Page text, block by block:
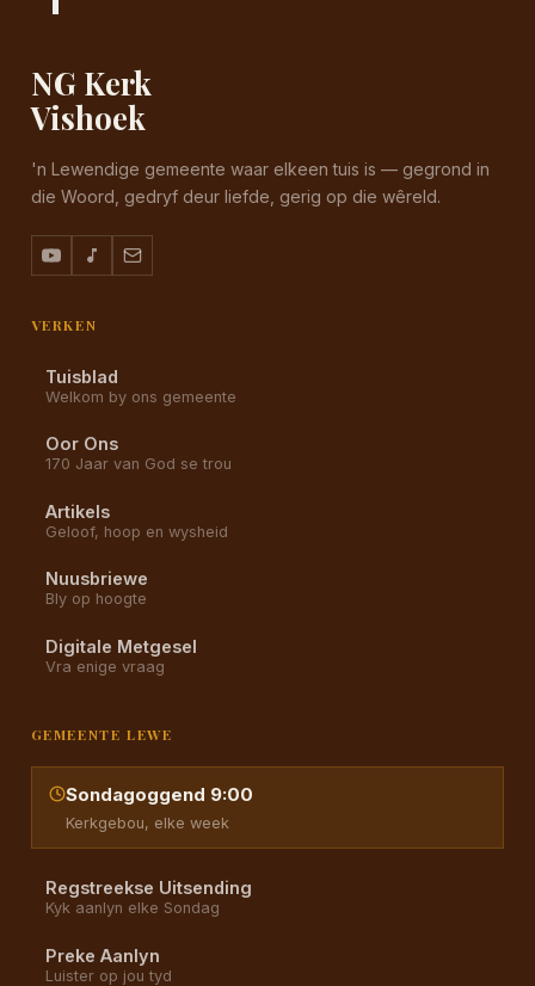
NG Kerk
Vishoek
'n Lewendige gemeente waar elkeen tuis is — gegrond in
die Woord, gedryf deur liefde, gerig op die wêreld.
VERKEN
Tuisblad
Welkom by ons gemeente
Oor Ons
170 Jaar van God se trou
Artikels
Geloof, hoop en wysheid
Nuusbriewe
Bly op hoogte
Digitale Metgesel
Vra enige vraag
GEMEENTE LEWE
Sondagoggend 9:00
Kerkgebou, elke week
Regstreekse Uitsending
Kyk aanlyn elke Sondag
Preke Aanlyn
Luister op jou tyd